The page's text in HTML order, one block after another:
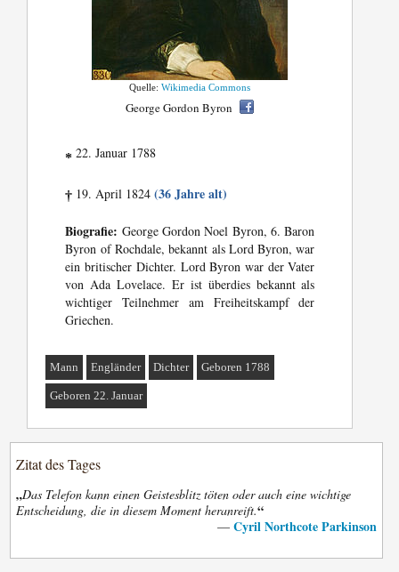
Quelle:Wikimedia Commons
George Gordon Byron
* 22. Januar 1788
† 19. April 1824(36 Jahre alt)
Biografie: George Gordon Noel Byron, 6. Baron
Byron of Rochdale, bekannt als Lord Byron, war
ein britischer Dichter. Lord Byron war der Vater
von Ada Lovelace. Er ist überdies bekannt als
wichtiger Teilnehmer am Freiheitskampf der
Griechen.
Mann Engländer Dichter Geboren 1788
Geboren 22. Januar
Zitat des Tages
„Das Telefon kann einen Geistesblitz töten oder auch eine wichtige
Entscheidung, die in diesem Moment heranreift.“
— Cyril Northcote Parkinson